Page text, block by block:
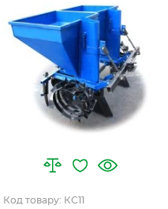
Код товару: КС11